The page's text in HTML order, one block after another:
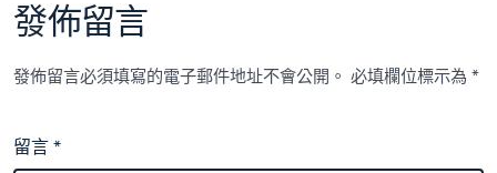
發佈留言
發佈留言必須填寫的電子郵件地址不會公開。 必填欄位標示為*
留言*